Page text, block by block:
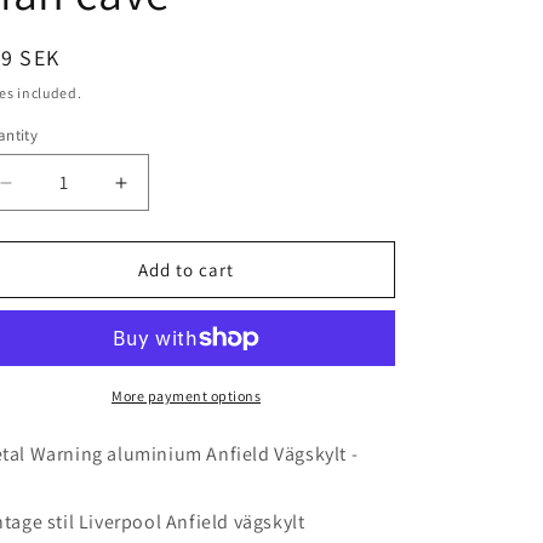
SEK
included.
quantity
Anfield
20x15
cm
quantity
for
Anfield
Vägskylt
liverpool
20x15
Add to cart
More payment options
Warning aluminium Anfield Vägskylt -
stil Liverpool Anfield vägskylt